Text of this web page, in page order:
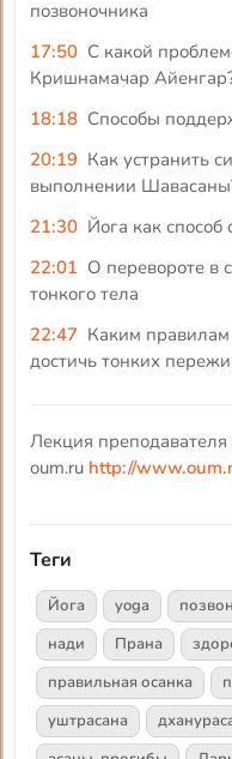
позвоночника
17:50 С какой
Кришнамачар
18:18 Способы
20:19 Как устранить
выполнении
21:30 Йога как способ
22:01 О перевороте в
тонкого тела
22:47 Каким
достичь тонких
Лекция преподавателя
oum.ru http://
Теги
Йога yoga
нади
Прана
правильная осанка
уштрасана